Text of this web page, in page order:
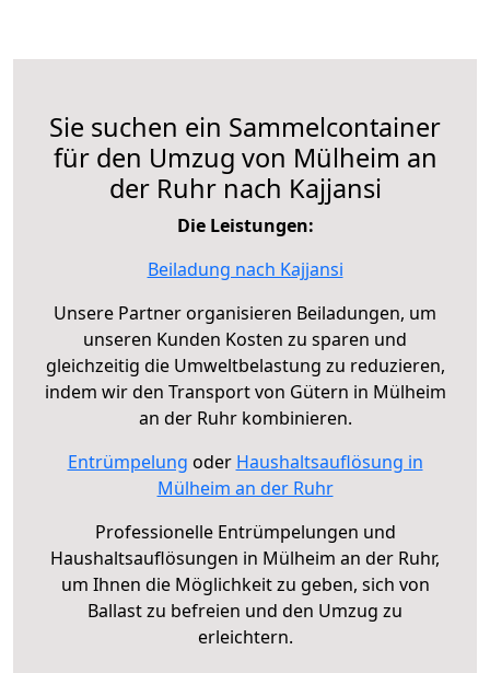
Sie suchen ein Sammelcontainer
für den Umzug von Mülheim an
der Ruhr nach Kajjansi
Die Leistungen:
Beiladung nach Kajjansi
Unsere Partner organisieren Beiladungen, um
unseren Kunden Kosten zu sparen und
gleichzeitig die Umweltbelastung zu reduzieren,
indem wir den Transport von Gütern in Mülheim
an der Ruhr kombinieren.
Entrümpelung oder Haushaltsauflösung in
Mülheim an der Ruhr
Professionelle Entrümpelungen und
Haushaltsauflösungen in Mülheim an der Ruhr,
um Ihnen die Möglichkeit zu geben, sich von
Ballast zu befreien und den Umzug zu
erleichtern.